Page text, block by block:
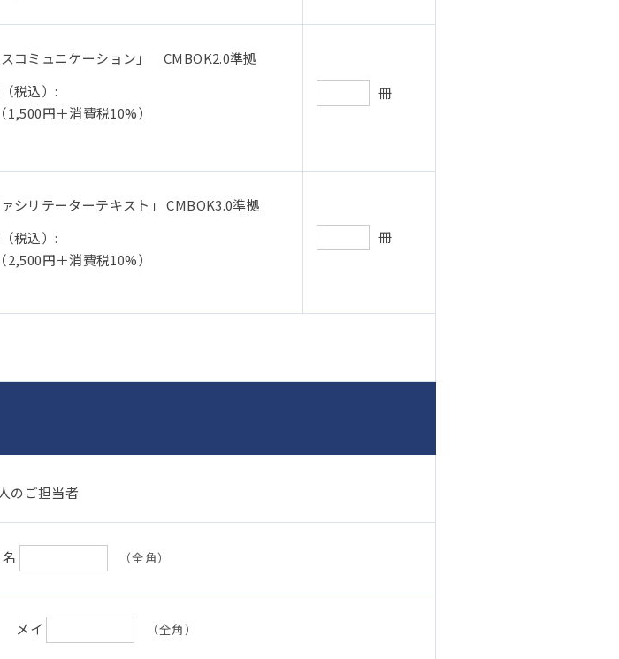
スコミュニケーション」 CMBOK2.0準拠
税込）:
（1,500円＋消費税10%）
冊
ァシリテーターテキスト」 CMBOK3.0準拠
税込）:
（2,500円＋消費税10%）
冊
のご担当者
名 （全角）
メイ （全角）